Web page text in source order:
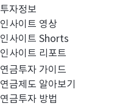
투자정보
인사이트 영상
인사이트 Shorts
인사이트 리포트
연금투자 가이드
연금제도 알아보기
연금투자 방법
미래에셋맵스호주부동산